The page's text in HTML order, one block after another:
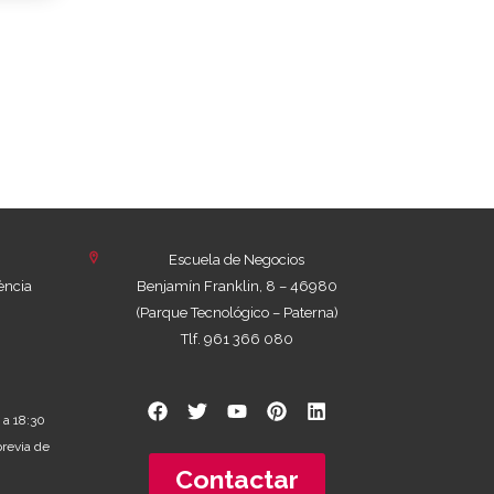
18:30
de
Escuela de Negocios
Benjamín Franklin, 8 – 46980
(Parque Tecnológico – Paterna)
Tlf. 961 366 080
Contactar